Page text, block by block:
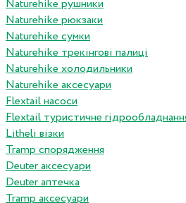
Naturehike рушники
Naturehike рюкзаки
Naturehike сумки
Naturehike трекінгові палиці
Naturehike холодильники
Naturehike аксесуари
Flextail насоси
Flextail туристичне
Litheli візки
Tramp спорядження
Deuter аксесуари
Deuter аптечка
Tramp аксесуари